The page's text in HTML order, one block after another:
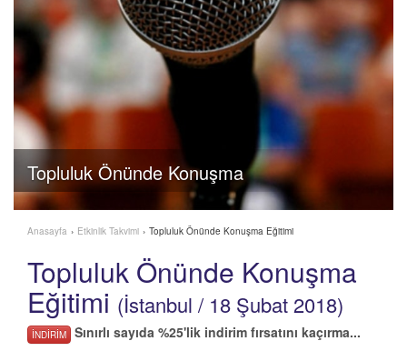
Topluluk Önünde Konuşma
Anasayfa › Etkinlik Takvimi › Topluluk Önünde Konuşma Eğitimi
Topluluk Önünde Konuşma
Eğitimi (İstanbul / 18 Şubat 2018)
İNDİRİM
Sınırlı sayıda %25'lik indirim fırsatını kaçırma...